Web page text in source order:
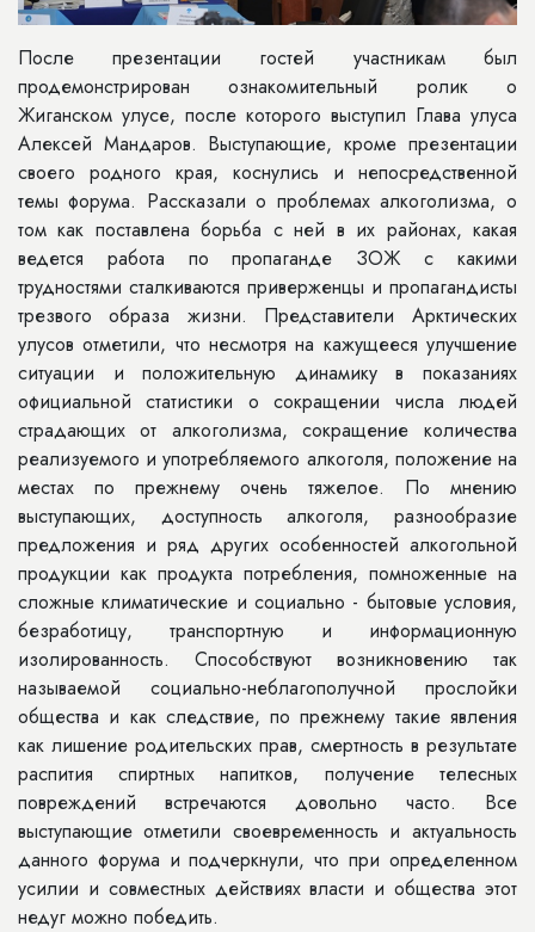
После презентации гостей участникам был
продемонстрирован ознакомительный ролик о
Жиганском улусе, после которого выступил Глава улуса
Алексей Мандаров. Выступающие, кроме презентации
своего родного края, коснулись и непосредственной
темы форума. Рассказали о проблемах алкоголизма, о
том как поставлена борьба с ней в их районах, какая
ведется работа по пропаганде ЗОЖ с какими
трудностями сталкиваются приверженцы и пропагандисты
трезвого образа жизни. Представители Арктических
улусов отметили, что несмотря на кажущееся улучшение
ситуации и положительную динамику в показаниях
официальной статистики о сокращении числа людей
страдающих от алкоголизма, сокращение количества
реализуемого и употребляемого алкоголя, положение на
местах по прежнему очень тяжелое. По мнению
выступающих, доступность алкоголя, разнообразие
предложения и ряд других особенностей алкогольной
продукции как продукта потребления, помноженные на
сложные климатические и социально - бытовые условия,
безработицу, транспортную и информационную
изолированность. Способствуют возникновению так
называемой социально-неблагополучной прослойки
общества и как следствие, по прежнему такие явления
как лишение родительских прав, смертность в результате
распития спиртных напитков, получение телесных
повреждений встречаются довольно часто. Все
выступающие отметили своевременность и актуальность
данного форума и подчеркнули, что при определенном
усилии и совместных действиях власти и общества этот
недуг можно победить.